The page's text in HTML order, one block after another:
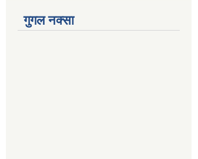
गुगल नक्सा